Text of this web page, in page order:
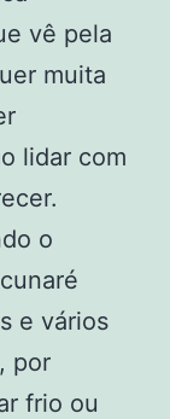
vê pela
muita
lidar com
o
e vários
por
frio ou